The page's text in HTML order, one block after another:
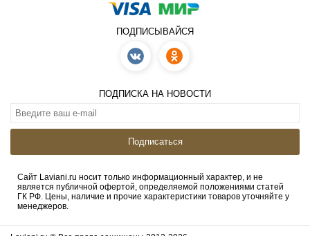
ПОДПИСЫВАЙСЯ
ПОДПИСКА НА НОВОСТИ
Подписаться
Сайт Laviani.ru носит только информационный характер, и не
является публичной офертой, определяемой положениями статей
ГК РФ. Цены, наличие и прочие характеристики товаров уточняйте у
менеджеров.